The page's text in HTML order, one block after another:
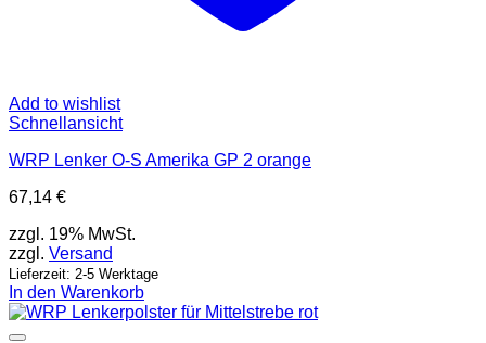
Add to wishlist
Schnellansicht
WRP Lenker O-S Amerika GP 2 orange
67,14 €
zzgl. 19% MwSt.
zzgl. Versand
Lieferzeit: 2-5 Werktage
In den Warenkorb